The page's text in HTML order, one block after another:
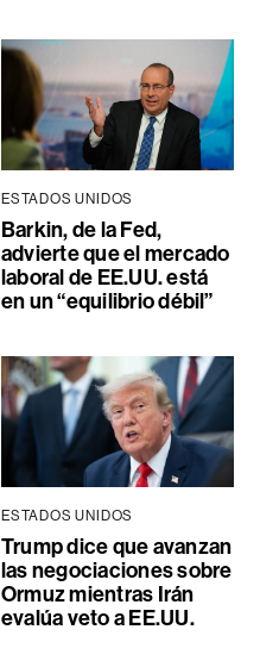
ESTADOS UNIDOS
Barkin, de la Fed,
advierte que el mercado
laboral de EE.UU. está
en un “equilibrio débil”
ESTADOS UNIDOS
Trump dice que avanzan
las negociaciones sobre
Ormuz mientras Irán
evalúa veto a EE.UU.